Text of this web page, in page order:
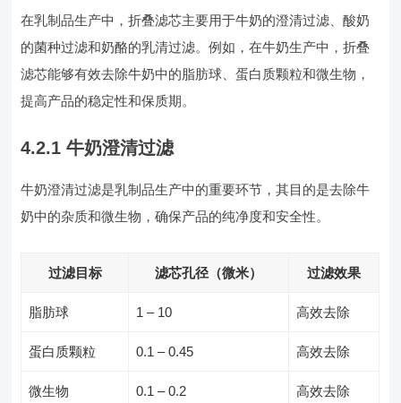
在乳制品生产中，折叠滤芯主要用于牛奶的澄清过滤、酸奶
的菌种过滤和奶酪的乳清过滤。例如，在牛奶生产中，折叠
滤芯能够有效去除牛奶中的脂肪球、蛋白质颗粒和微生物，
提高产品的稳定性和保质期。
4.2.1 牛奶澄清过滤
牛奶澄清过滤是乳制品生产中的重要环节，其目的是去除牛
奶中的杂质和微生物，确保产品的纯净度和安全性。
过滤目标 滤芯孔径（微米） 过滤效果
脂肪球 1 – 10 高效去除
蛋白质颗粒 0.1 – 0.45 高效去除
微生物 0.1 – 0.2 高效去除